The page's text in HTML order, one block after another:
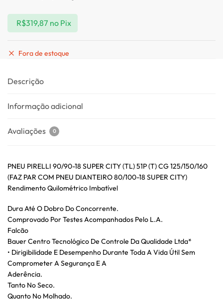
R$319,87 no Pix
Fora de estoque
Descrição
Informação adicional
Avaliações 0
PNEU PIRELLI 90/90-18 SUPER CITY (TL) 51P (T) CG 125/150/160
(FAZ PAR COM PNEU DIANTEIRO 80/100-18 SUPER CITY)
Rendimento Quilométrico Imbatível
Dura Até O Dobro Do Concorrente.
Comprovado Por Testes Acompanhados Pelo L.A.
Falcão
Bauer Centro Tecnológico De Controle Da Qualidade Ltda*
• Dirigibilidade E Desempenho Durante Toda A Vida Útil Sem
Comprometer A Segurança E A
Aderência.
Tanto No Seco.
Quanto No Molhado.